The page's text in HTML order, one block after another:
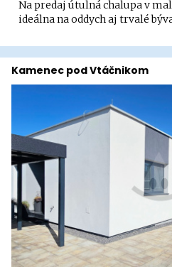
Na predaj útulná chalupa v
ideálna na oddych aj trvalé
Kamenec pod Vtáčnikom